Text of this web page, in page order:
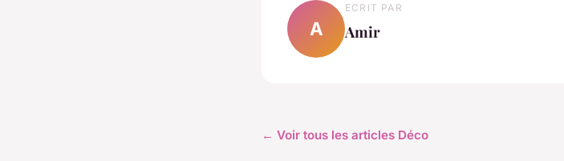
A
ECRIT PAR
Amir
← Voir tous les articles Déco